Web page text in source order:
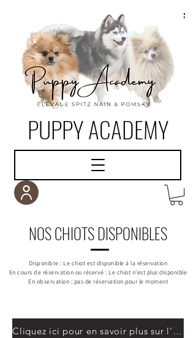
PUPPY ACADEMY
NOS CHIOTS DISPONIBLES
Disponible : Le chiot est disponible à la réservation
En cours de réservation ou réservé : Le chiot n'est plus disponible
En observation : pas de réservation pour le moment
Cliquez ici pour en savoir plus sur l'adoption d'un chiot